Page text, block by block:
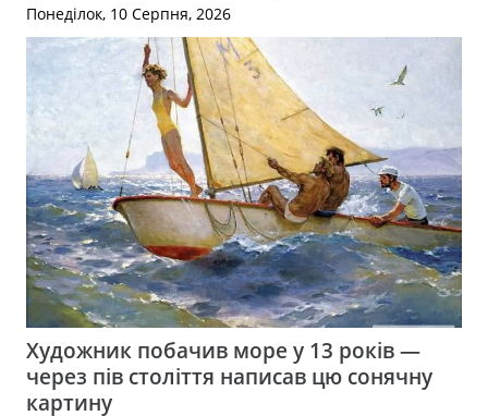
Понеділок, 10 Серпня, 2026
Художник побачив море у 13 років —
через пів століття написав цю сонячну
картину